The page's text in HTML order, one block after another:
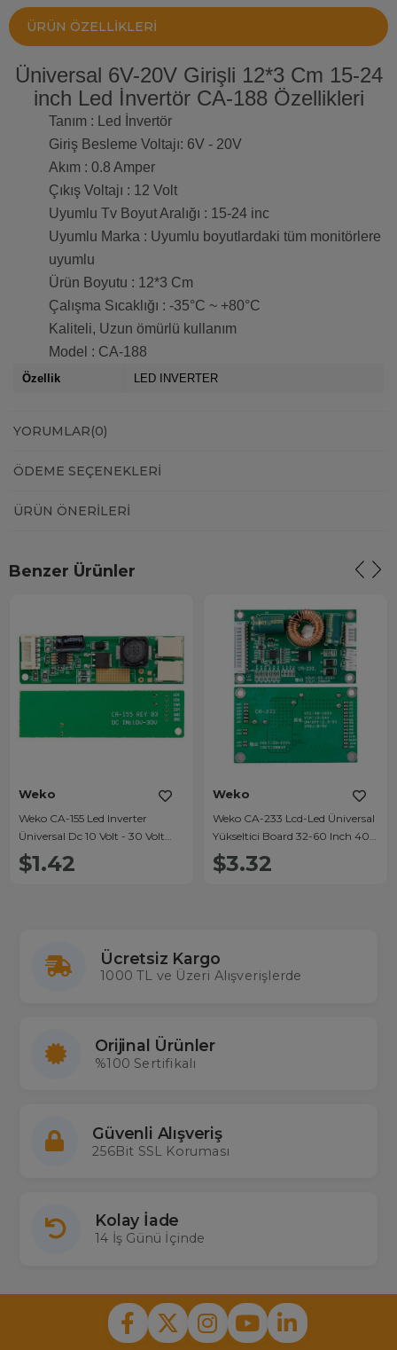
ÜRÜN ÖZELLIKLERI
Üniversal 6V-20V Girişli 12*3 Cm 15-24
inch Led İnvertör CA-188 Özellikleri
Tanım : Led İnvertör
Giriş Besleme Voltajı: 6V - 20V
Akım : 0.8 Amper
Çıkış Voltajı : 12 Volt
Uyumlu Tv Boyut Aralığı : 15-24 inc
Uyumlu Marka : Uyumlu boyutlardaki tüm monitörlere
uyumlu
Ürün Boyutu : 12*3 Cm
Çalışma Sıcaklığı : -35°C ~ +80°C
Kaliteli, Uzun ömürlü kullanım
Model : CA-188
Özellik LED INVERTER
YORUMLAR(0)
ÖDEME SEÇENEKLERI
ÜRÜN ÖNERILERI
Benzer Ürünler
Weko
Weko CA-155 Led Inverter
Üniversal Dc 10 Volt - 30 Volt
Girişli Dc 9 Volt Çıkışlı 7*2 Cm
Çevirici Board
$1.42
Weko
Weko CA-233 Lcd-Led Üniversal
Yükseltici Board 32-60 Inch 40-
165 Volt Girişli 55-255 Volt Çıkışlı
$3.32
Ücretsiz Kargo
1000 TL ve Üzeri Alışverişlerde
Orijinal Ürünler
%100 Sertifikalı
Güvenli Alışveriş
256Bit SSL Koruması
Kolay İade
14 İş Günü İçinde